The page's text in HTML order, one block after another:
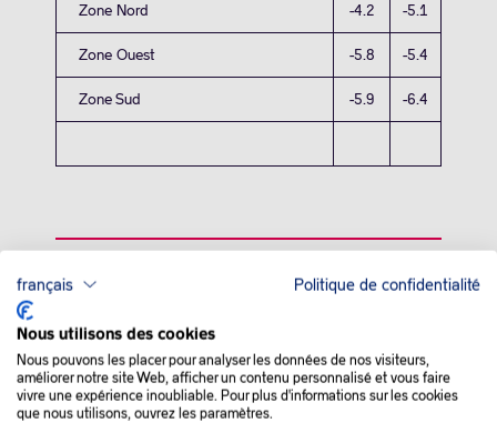
Zone Nord -4.2 -5.1
Zone Ouest -5.8 -5.4
Zone Sud -5.9 -6.4
QUE SE PASSE-T-IL
DANS LE MONDE :
Les cours du pétrole ont évolué sans entrain lundi, les
français Politique de confidentialité
Nous utilisons des cookies
Nous pouvons les placer pour analyser les données de nos visiteurs,
améliorer notre site Web, afficher un contenu personnalisé et vous faire
vivre une expérience inoubliable. Pour plus d'informations sur les cookies
que nous utilisons, ouvrez les paramètres.